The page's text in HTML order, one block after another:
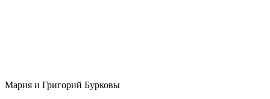
Мария и Григорий Бурковы